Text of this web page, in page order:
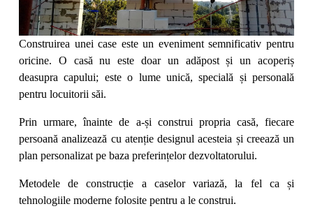
Construirea unei case este un eveniment semnificativ pentru
oricine. O casă nu este doar un adăpost și un acoperiș
deasupra capului; este o lume unică, specială și personală
pentru locuitorii săi.
Prin urmare, înainte de a-și construi propria casă, fiecare
persoană analizează cu atenție designul acesteia și creează un
plan personalizat pe baza preferințelor dezvoltatorului.
Metodele de construcție a caselor variază, la fel ca și
tehnologiile moderne folosite pentru a le construi.